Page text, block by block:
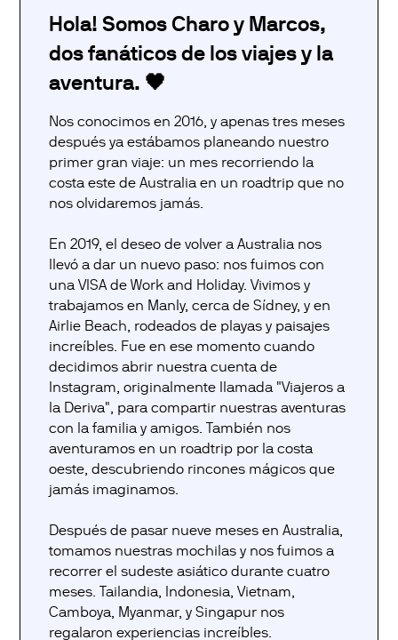
Hola! Somos Charo y Marcos,
dos fanáticos de los viajes y la
aventura. 🖤
Nos conocimos en 2016, y apenas tres meses
después ya estábamos planeando nuestro
primer gran viaje: un mes recorriendo la
costa este de Australia en un roadtrip que no
nos olvidaremos jamás.
En 2019, el deseo de volver a Australia nos
llevó a dar un nuevo paso: nos fuimos con
una VISA de Work and Holiday. Vivimos y
trabajamos en Manly, cerca de Sídney, y en
Airlie Beach, rodeados de playas y paisajes
increíbles. Fue en ese momento cuando
decidimos abrir nuestra cuenta de
Instagram, originalmente llamada "Viajeros a
la Deriva", para compartir nuestras aventuras
con la familia y amigos. También nos
aventuramos en un roadtrip por la costa
oeste, descubriendo rincones mágicos que
jamás imaginamos.
Después de pasar nueve meses en Australia,
tomamos nuestras mochilas y nos fuimos a
recorrer el sudeste asiático durante cuatro
meses. Tailandia, Indonesia, Vietnam,
Camboya, Myanmar, y Singapur nos
regalaron experiencias increíbles.